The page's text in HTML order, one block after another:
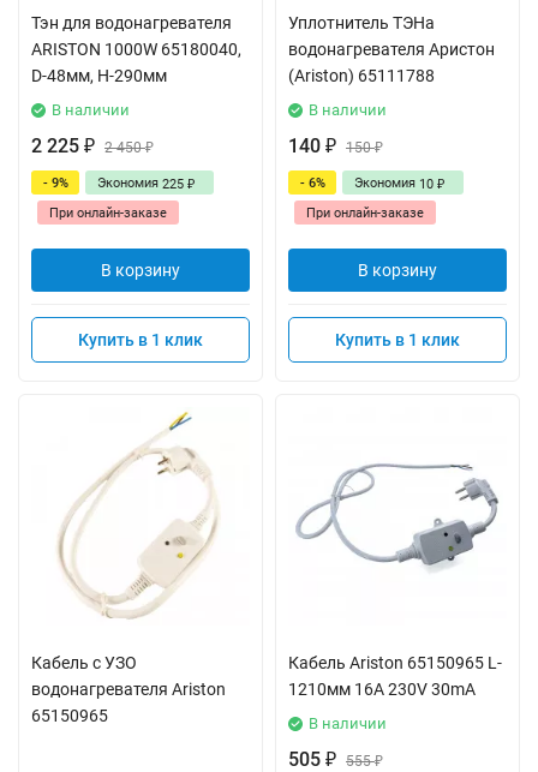
Тэн для водонагревателя
ARISTON 1000W 65180040,
D-48мм, H-290мм
В наличии
2 225 ₽ 2 450₽
- 9% Экономия 225 ₽
При онлайн-заказе
В корзину
Купить в 1 клик
Уплотнитель ТЭНа
водонагревателя Аристон
(Ariston) 65111788
В наличии
140 ₽ 150₽
- 6% Экономия 10 ₽
При онлайн-заказе
В корзину
Купить в 1 клик
Кабель с УЗО
водонагревателя Ariston
65150965
Кабель Ariston 65150965 L-
1210мм 16A 230V 30mA
В наличии
505 ₽ 555₽